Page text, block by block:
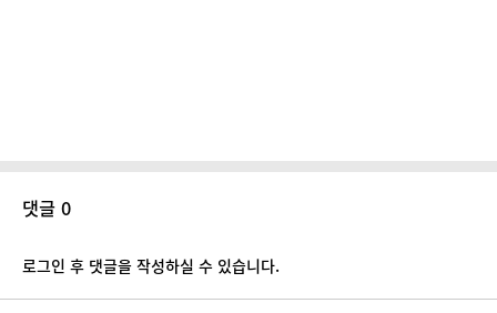
댓글 0
로그인 후 댓글을 작성하실 수 있습니다.